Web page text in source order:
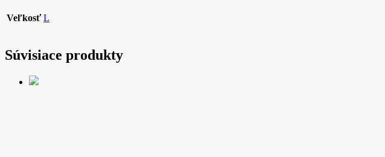
Veľkosť L
Súvisiace produkty